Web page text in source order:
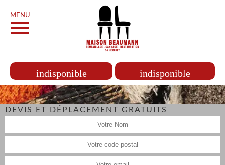
MENU
indisponible indisponible
DEVIS ET DÉPLACEMENT GRATUITS